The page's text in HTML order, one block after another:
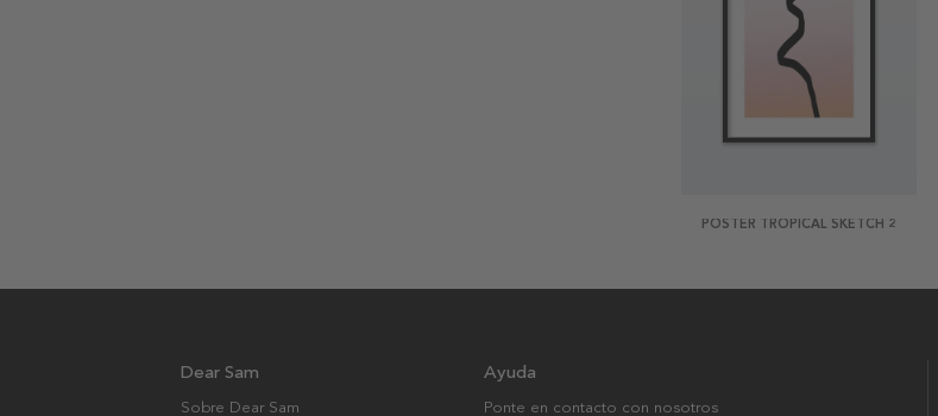
POSTER TROPICAL SKETCH 2
Dear Sam
Sobre Dear Sam
Ayuda
Ponte en contacto con nosotros